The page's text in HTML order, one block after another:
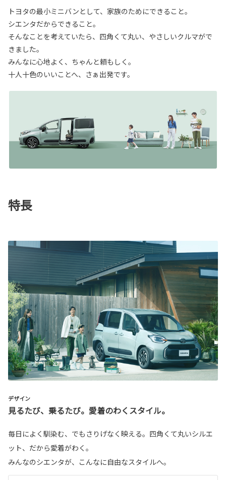
トヨタの最小ミニバンとして、家族のためにできること。
シエンタだからできること。
そんなことを考えていたら、四角くて丸い、やさしいクルマがで
きました。
みんなに心地よく、ちゃんと頼もしく。
十人十色のいいことへ、さぁ出発です。
特長
デザイン
見るたび、乗るたび。愛着のわくスタイル。
毎日によく馴染む、でもさりげなく映える。四角くて丸いシルエ
ット、だから愛着がわく。
みんなのシエンタが、こんなに自由なスタイルへ。